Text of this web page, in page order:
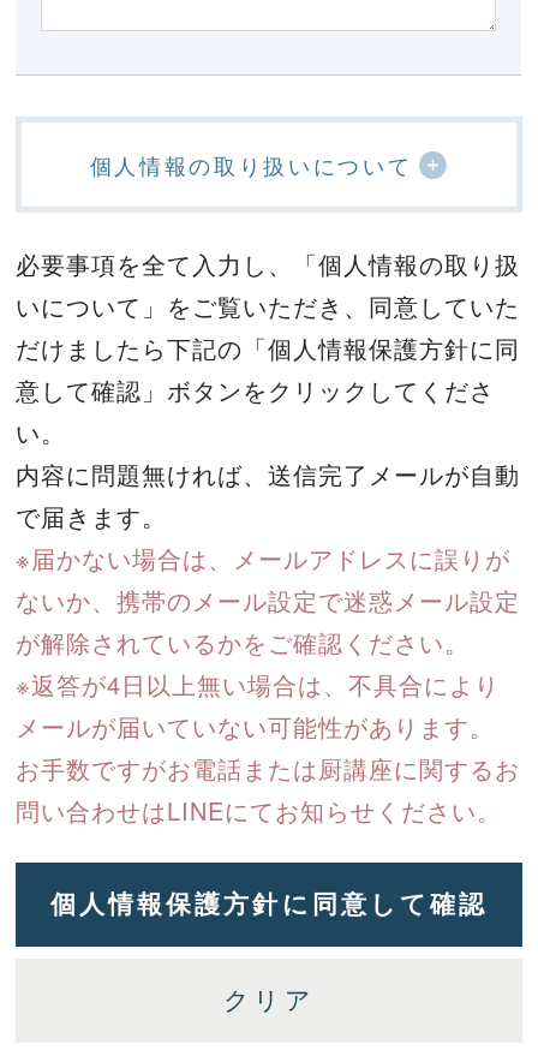
個人情報の取り扱いについて
必要事項を全て入力し、「個人情報の取り扱
いについて」をご覧いただき、 同意していた
だけましたら下記の「個人情報保護方針に同
意して確認」ボタンをクリックしてくださ
い。
内容に問題無ければ、送信完了メールが自動
で届きます。
※届かない場合は、メールアドレスに誤りが
ないか、携帯のメール設定で迷惑メール設定
が解除されているかをご確認ください。
※返答が4日以上無い場合は、不具合により
メールが届いていない可能性があります。
お手数ですがお電話または厨講座に関するお
問い合わせはLINEにてお知らせください。